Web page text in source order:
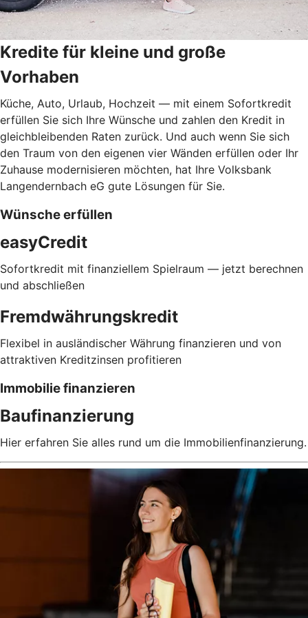
Kredite für kleine und große
Vorhaben
Küche, Auto, Urlaub, Hochzeit — mit einem Sofortkredit
erfüllen Sie sich Ihre Wünsche und zahlen den Kredit in
gleichbleibenden Raten zurück. Und auch wenn Sie sich
den Traum von den eigenen vier Wänden erfüllen oder Ihr
Zuhause modernisieren möchten, hat Ihre Volksbank
Langendernbach eG gute Lösungen für Sie.
Wünsche erfüllen
easyCredit
Sofortkredit mit finanziellem Spielraum — jetzt berechnen
und abschließen
Fremdwährungskredit
Flexibel in ausländischer Währung finanzieren und von
attraktiven Kreditzinsen profitieren
Immobilie finanzieren
Baufinanzierung
Hier erfahren Sie alles rund um die Immobilienfinanzierung.